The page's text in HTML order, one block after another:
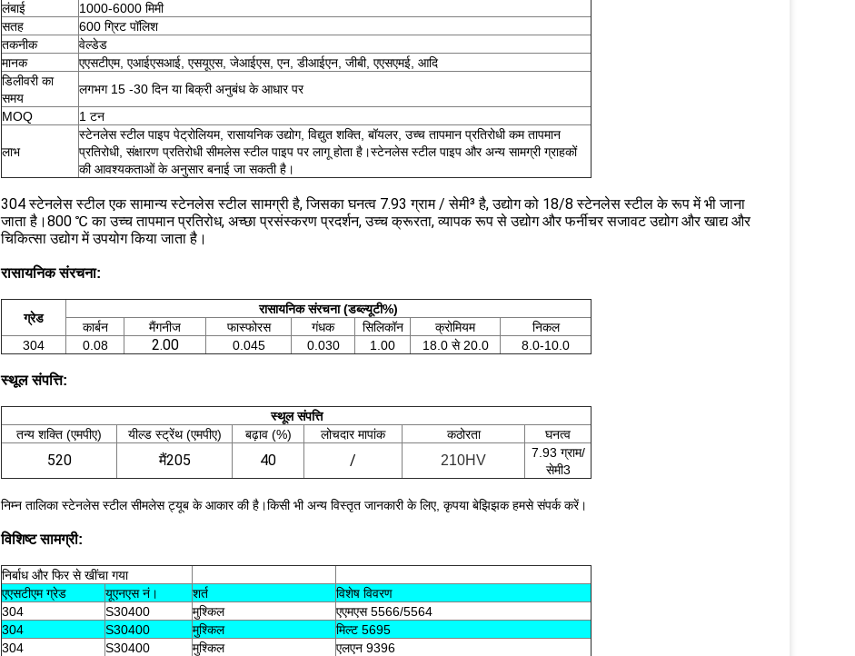
लंबाई
1000-6000 मिमी
सतह
600 ग्रिट पॉलिश
तकनीक
वेल्डेड
मानक
एएसटीएम, एआईएसआई, एसयूएस, जेआईएस, एन, डीआईएन, जीबी, एएसएमई, आदि
डिलीवरी का
समय
लगभग 15 -30 दिन या बिक्री अनुबंध के आधार पर
MOQ
1 टन
लाभ
स्टेनलेस स्टील पाइप पेट्रोलियम, रासायनिक उद्योग, विद्युत शक्ति, बॉयलर, उच्च तापमान प्रतिरोधी कम तापमान
प्रतिरोधी, संक्षारण प्रतिरोधी सीमलेस स्टील पाइप पर लागू होता है।स्टेनलेस स्टील पाइप और अन्य सामग्री ग्राहकों
की आवश्यकताओं के अनुसार बनाई जा सकती है।
304 स्टेनलेस स्टील एक सामान्य स्टेनलेस स्टील सामग्री है, जिसका घनत्व 7.93 ग्राम / सेमी³ है, उद्योग को 18/8 स्टेनलेस स्टील के रूप में भी जाना
जाता है।800 ℃ का उच्च तापमान प्रतिरोध, अच्छा प्रसंस्करण प्रदर्शन, उच्च क्रूरता, व्यापक रूप से उद्योग और फर्नीचर सजावट उद्योग और खाद्य और
चिकित्सा उद्योग में उपयोग किया जाता है।
रासायनिक संरचना:
ग्रेड
रासायनिक संरचना (डब्ल्यूटी%)
कार्बन
मैंगनीज फास्फोरस गंधक सिलिकॉन क्रोमियम
निकल
304
0.08 2.00 0.045 0.030 1.00 18.0 से 20.0 8.0-10.0
स्थूल संपत्ति:
स्थूल संपत्ति
तन्य शक्ति (एमपीए)
यील्ड स्ट्रेंथ (एमपीए) बढ़ाव (%) लोचदार मापांक कठोरता घनत्व
520 मैं205 40 / 210HV
7.93 ग्राम/
सेमी3
निम्न तालिका स्टेनलेस स्टील सीमलेस ट्यूब के आकार की है।किसी भी अन्य विस्तृत जानकारी के लिए, कृपया बेझिझक हमसे संपर्क करें।
विशिष्ट सामग्री:
निर्बाध और फिर से खींचा गया
एएसटीएम ग्रेड
यूएनएस नं। शर्त
विशेष विवरण
304
S30400 मुश्किल
एएमएस 5566/5564
304
S30400 मुश्किल
मिल्ट 5695
304
S30400 मुश्किल
एलएन 9396